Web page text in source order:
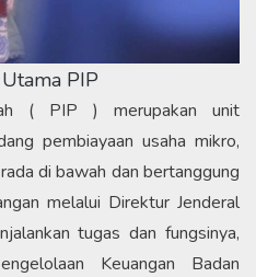
PIP
( PIP ) merupakan unit
pembiayaan usaha mikro,
di bawah dan bertanggung
melalui Direktur Jenderal
tugas dan fungsinya,
Keuangan Badan